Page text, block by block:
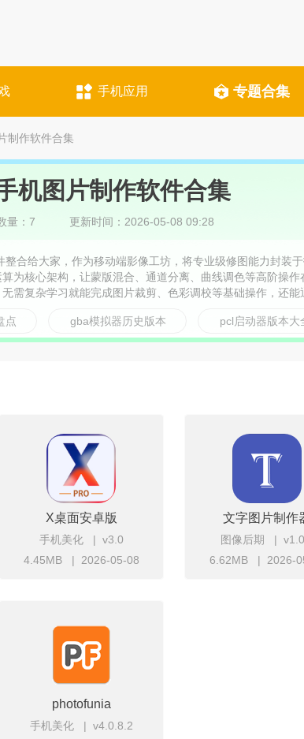
手机应用 专题合集
制作软件合集
机图片制作软件合集
量：7 更新时间：2026-05-08 09:28
合给大家，作为移动端影像工坊，将专业级修图能力封装
为核心架构，让蒙版混合、通道分离、曲线调色等高阶操作
需复杂学习就能完成图片裁剪、色彩调校等基础操作，还
足个人与小型商业场景的多样化需求。
点 gba模拟器历史版本 pcl启动器版本大
X桌面安卓版
手机美化
v3.0
4.45MB
2026-05-08
文字图片制作
图像后期
6.62MB
2026-
photofunia
手机美化
v4.0.8.2